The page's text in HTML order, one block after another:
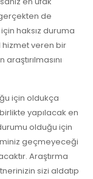
de
haksız duruma
veren bir
için oldukça
yapılacak en
olduğu için
geçmeyeceği
Araştırma
sizi aldatıp